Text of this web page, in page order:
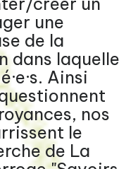
une
de la
dans laquelle
Ainsi
nos
le
de La